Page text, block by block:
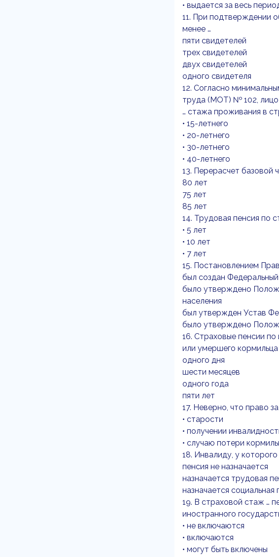
• выдается за весь
11. При подтверждении
менее …
пяти свидетелей
трех свидетелей
двух свидетелей
одного свидетеля
12. Согласно
труда (МОТ) № 102, лицо
… стажа проживания в
• 15-летнего
• 20-летнего
• 30-летнего
• 40-летнего
13. Перерасчет базовой
80 лет
75 лет
85 лет
14. Трудовая пенсия по
• 5 лет
• 10 лет
• 7 лет
15. Постановлением
был создан
было утверждено
населения
был утвержден Устав
было утверждено
16. Страховые пенсии
или умершего
одного дня
шести месяцев
одного года
пяти лет
17. Неверно, что право
• старости
• получении
• случаю потери
18. Инвалиду, у
пенсия не назначается
назначается трудовая
назначается социальная
19. В страховой стаж …
иностранного
• не включаются
• включаются
• могут быть включены